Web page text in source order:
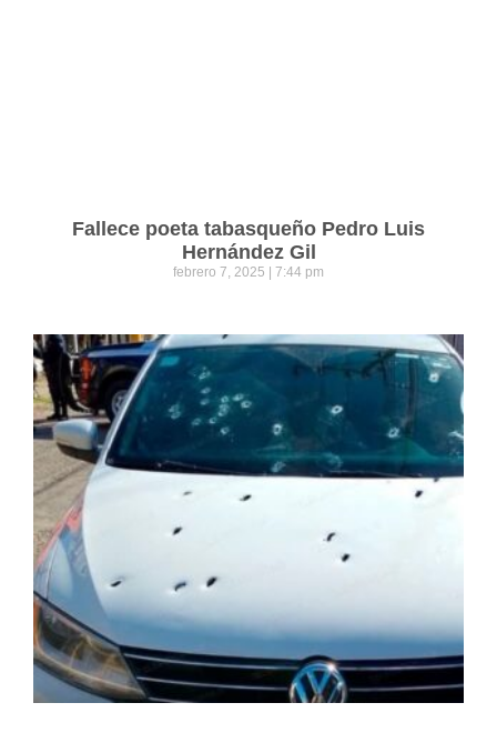
Fallece poeta tabasqueño Pedro Luis
Hernández Gil
febrero 7, 2025 7:44 pm